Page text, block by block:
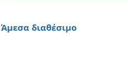
Άμεσα διαθέσιμο